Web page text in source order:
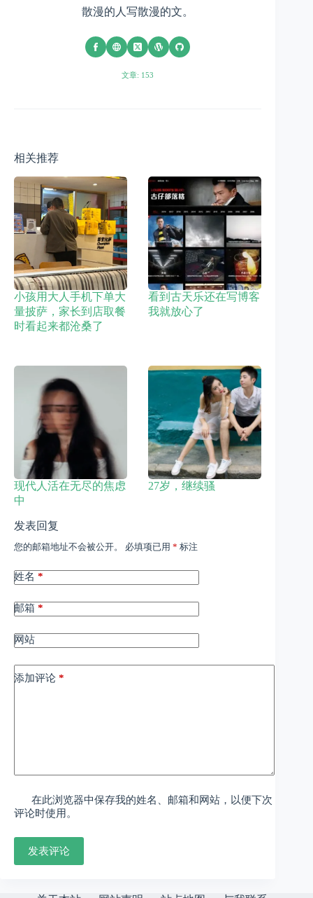
散漫的人写散漫的文。
文章: 153
相关推荐
小孩用大人手机下单大
量披萨，家长到店取餐
时看起来都沧桑了
看到古天乐还在写博客
我就放心了
现代人活在无尽的焦虑
中
27岁，继续骚
发表回复
您的邮箱地址不会被公开。 必填项已用 * 标注
姓名 *
邮箱 *
网站
添加评论 *
在此浏览器中保存我的姓名、邮箱和网站，以便下次
评论时使用。
发表评论